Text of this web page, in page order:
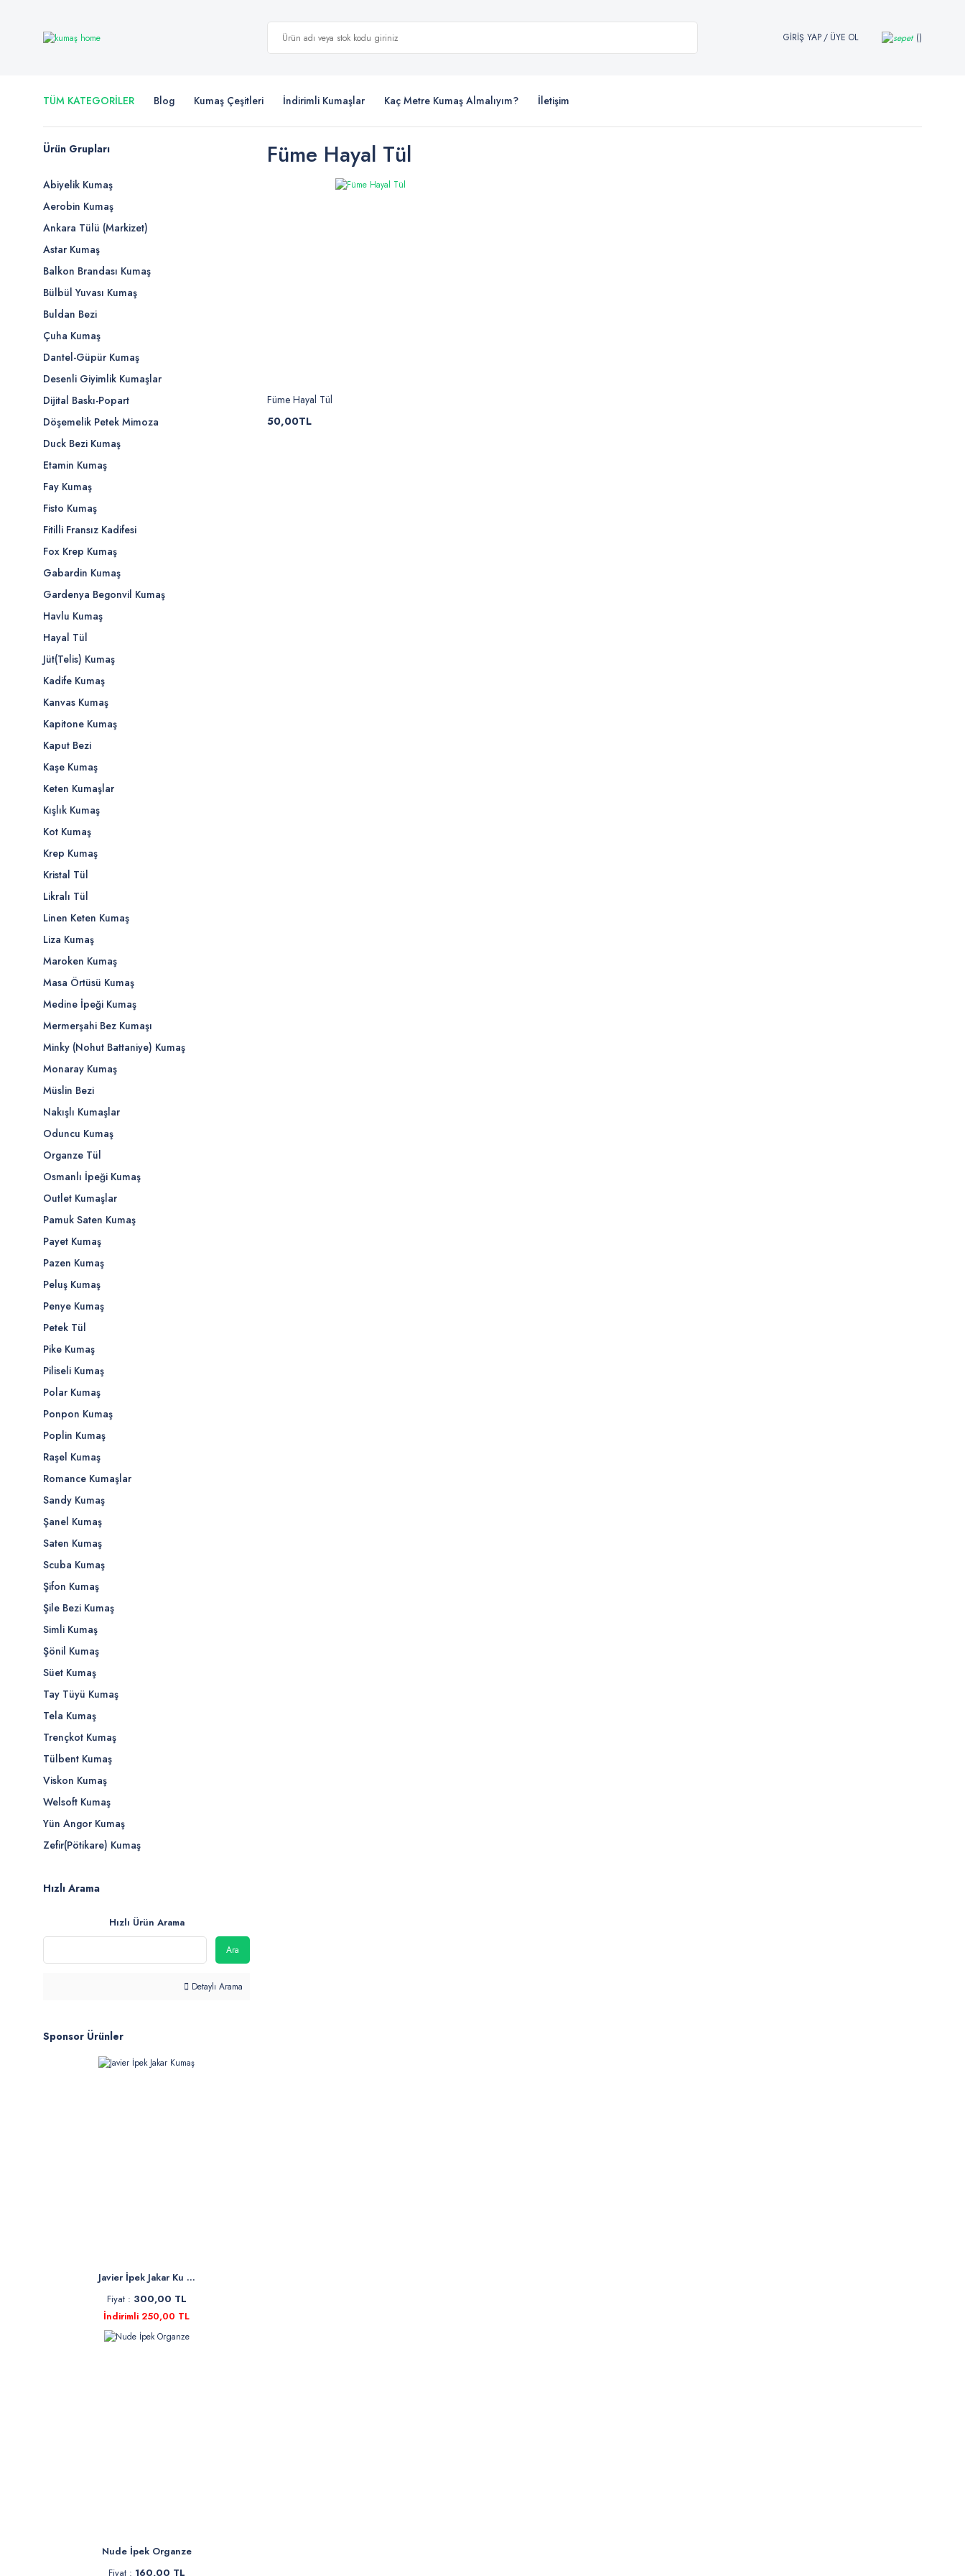
GİRİŞ YAP/ ÜYE OL
TÜM KATEGORİLER Blog Kumaş Çeşitleri İndirimli Kumaşlar Kaç Metre Kumaş Almalıyım? İletişim
Ürün Grupları
Abiyelik Kumaş
Aerobin Kumaş
Ankara Tülü (Markizet)
Astar Kumaş
Balkon Brandası Kumaş
Bülbül Yuvası Kumaş
Buldan Bezi
Çuha Kumaş
Dantel-Güpür Kumaş
Desenli Giyimlik Kumaşlar
Dijital Baskı-Popart
Döşemelik Petek Mimoza
Duck Bezi Kumaş
Etamin Kumaş
Fay Kumaş
Fisto Kumaş
Fitilli Fransız Kadifesi
Fox Krep Kumaş
Gabardin Kumaş
Gardenya Begonvil Kumaş
Havlu Kumaş
Hayal Tül
Jüt(Telis) Kumaş
Kadife Kumaş
Kanvas Kumaş
Kapitone Kumaş
Kaput Bezi
Kaşe Kumaş
Keten Kumaşlar
Kışlık Kumaş
Kot Kumaş
Krep Kumaş
Kristal Tül
Likralı Tül
Linen Keten Kumaş
Liza Kumaş
Maroken Kumaş
Masa Örtüsü Kumaş
Medine İpeği Kumaş
Mermerşahi Bez Kumaşı
Minky (Nohut Battaniye) Kumaş
Monaray Kumaş
Müslin Bezi
Nakışlı Kumaşlar
Oduncu Kumaş
Organze Tül
Osmanlı İpeği Kumaş
Outlet Kumaşlar
Pamuk Saten Kumaş
Payet Kumaş
Pazen Kumaş
Peluş Kumaş
Penye Kumaş
Petek Tül
Pike Kumaş
Piliseli Kumaş
Polar Kumaş
Ponpon Kumaş
Poplin Kumaş
Raşel Kumaş
Romance Kumaşlar
Sandy Kumaş
Şanel Kumaş
Saten Kumaş
Scuba Kumaş
Şifon Kumaş
Şile Bezi Kumaş
Simli Kumaş
Şönil Kumaş
Süet Kumaş
Tay Tüyü Kumaş
Tela Kumaş
Trençkot Kumaş
Tülbent Kumaş
Viskon Kumaş
Welsoft Kumaş
Yün Angor Kumaş
Zefir(Pötikare) Kumaş
Hızlı Arama
Hızlı Ürün Arama
Ara
Detaylı Arama
Sponsor Ürünler
Javier İpek Jakar Ku ...
Fiyat : 300,00 TL
İndirimli 250,00 TL
Nude İpek Organze
Fiyat : 160,00 TL
Füme Hayal Tül
Füme Hayal Tül
50,00TL